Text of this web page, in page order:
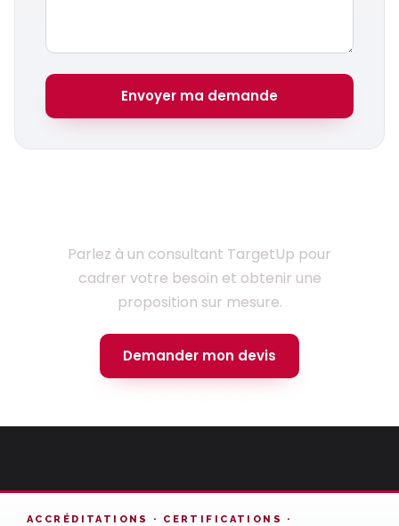
Envoyer ma demande
Parlez à un consultant TargetUp pour
cadrer votre besoin et obtenir une
proposition sur mesure.
Demander mon devis
ACCRÉDITATIONS · CERTIFICATIONS ·